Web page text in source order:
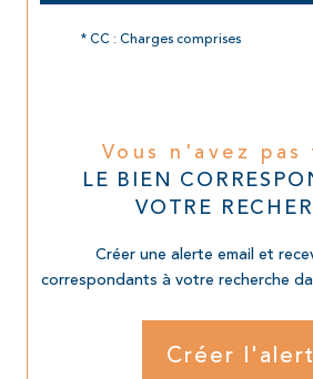
* CC : Charges comprises
Vous n'avez
LE BIEN
VOTRE
Créer une alerte email et
correspondants à votre recherche
Créer